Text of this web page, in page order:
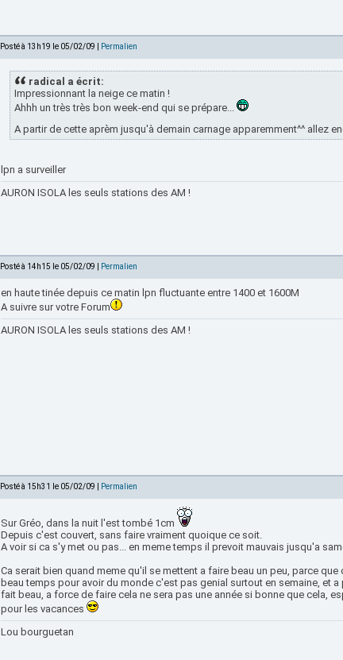
Posté à 13h19 le 05/02/09 | Permalien
radical a écrit:
Impressionnant la neige ce matin !
Ahhh un très très bon week-end qui se prépare...
A partir de cette aprèm jusqu'à demain carnage apparemment^^ allez
lpn a surveiller
AURON ISOLA les seuls stations des AM !
Posté à 14h15 le 05/02/09 | Permalien
en haute tinée depuis ce matin lpn fluctuante entre 1400 et 1600M
A suivre sur votre Forum
AURON ISOLA les seuls stations des AM !
Posté à 15h31 le 05/02/09 | Permalien
Sur Gréo, dans la nuit l'est tombé 1cm
Depuis c'est couvert, sans faire vraiment quoique ce soit.
A voir si ca s'y met ou pas... en meme temps il prevoit mauvais jusqu'a
Ca serait bien quand meme qu'il se mettent a faire beau un peu, parce que
beau temps pour avoir du monde c'est pas genial surtout en semaine, et
fait beau, a force de faire cela ne sera pas une année si bonne que cela,
pour les vacances
Lou bourguetan